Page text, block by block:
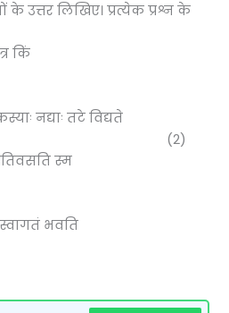
के उत्तर लिखिए। प्रत्येक प्रश्न के
किं
नद्याः तटे विद्यते
स्म
भवति